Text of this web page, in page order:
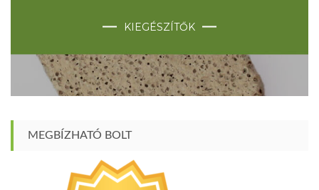
KIEGÉSZÍTŐK
MEGBÍZHATÓ BOLT